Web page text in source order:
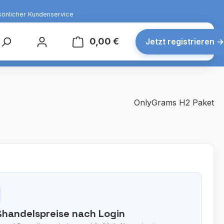
Kundenservice
0,00 € Warenkorb enthält 0
Jetzt registrieren →
OnlyGrams H2 Paket
nach Login